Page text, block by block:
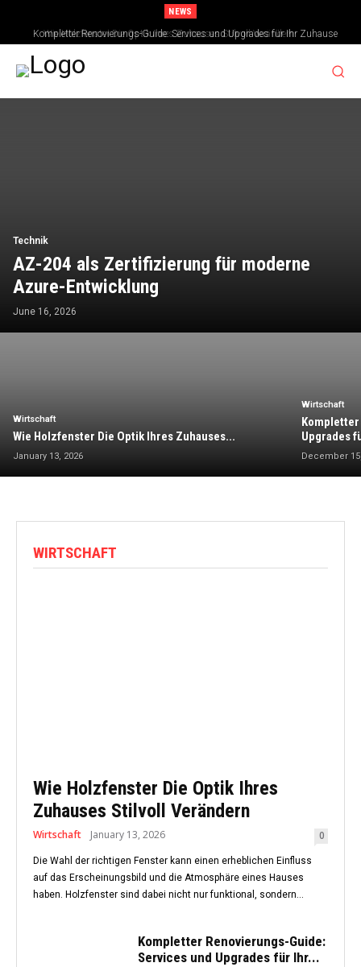
NEWS
Kompletter Renovierungs-Guide: Services und Upgrades für Ihr Zuhause
Technik
AZ-204 als Zertifizierung für moderne
Azure-Entwicklung
June 16, 2026
Wirtschaft
Wie Holzfenster Die Optik Ihres Zuhauses...
January 13, 2026
Wirtschaft
Upgrades
December
WIRTSCHAFT
Wie Holzfenster Die Optik Ihres
Zuhauses Stilvoll Verändern
Wirtschaft January 13, 2026 0
Die Wahl der richtigen Fenster kann einen erheblichen Einfluss
auf das Erscheinungsbild und die Atmosphäre eines Hauses
haben. Holzfenster sind dabei nicht nur funktional, sondern...
Kompletter Renovierungs-Guide:
Services und Upgrades für Ihr...